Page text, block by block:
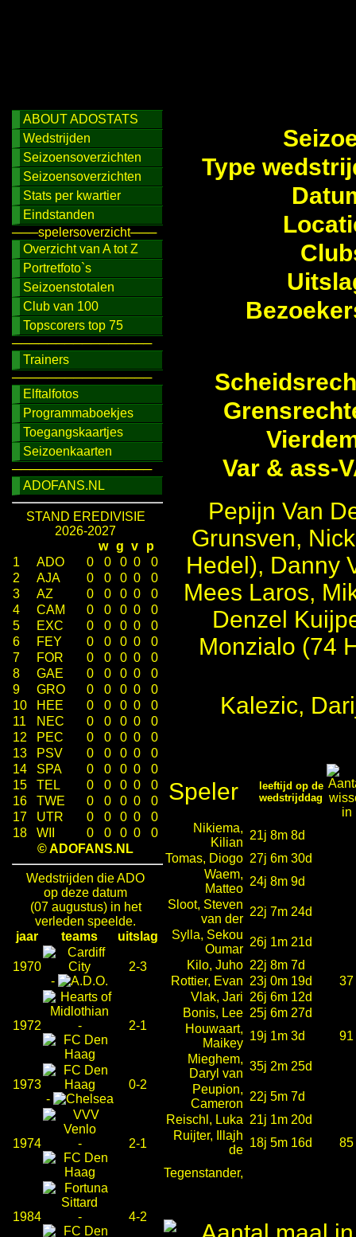
ABOUT ADOSTATS
Wedstrijden
Seizoensoverzichten
Seizoensoverzichten
Stats per kwartier
Eindstanden
───spelersoverzicht───
Overzicht van A tot Z
Portretfoto`s
Seizoenstotalen
Club van 100
Topscorers top 75
────────────────
Trainers
────────────────
Elftalfotos
Programmaboekjes
Toegangskaartjes
Seizoenkaarten
────────────────
ADOFANS.NL
STAND EREDIVISIE
2026-2027
w g v
p
1
ADO 0 0 0 0
0
2
AJA 0 0 0 0
0
3
AZ 0 0 0 0
0
4
CAM 0 0 0 0
0
5
EXC 0 0 0 0
0
6
FEY 0 0 0 0
0
7
FOR 0 0 0 0
0
8
GAE 0 0 0 0
0
9
GRO 0 0 0 0
0
10
HEE 0 0 0 0
0
11
NEC 0 0 0 0
0
12
PEC 0 0 0 0
0
13
PSV 0 0 0 0
0
14
SPA 0 0 0 0
0
15
TEL 0 0 0 0
0
16
TWE 0 0 0 0
0
17
UTR 0 0 0 0
0
18
WII 0 0 0 0
0
© ADOFANS.NL
Wedstrijden die ADO
op deze datum
(07 augustus) in het
verleden speelde.
jaar
teams uitslag
1970
-
2-3
1972 - 2-1
1973
-
0-2
1974 - 2-1
1984 - 4-2
Type
Var & ass-
Pepijn Van
Grunsven,
Hedel), Danny
Mees Laros,
Denzel
Monzialo (74
Kalezic,
Speler
leeftijd op de
wedstrijddag
Nikiema,
Kilian
21j 8m 8d
Tomas, Diogo 27j 6m 30d
Waem,
Matteo
24j 8m 9d
Sloot, Steven
van der
22j 7m 24d
Sylla, Sekou
Oumar
26j 1m 21d
Kilo, Juho 22j 8m 7d
Rottier, Evan 23j 0m 19d
37
Vlak, Jari 26j 6m 12d
Bonis, Lee 25j 6m 27d
Houwaart,
Maikey
19j 1m 3d
91
Mieghem,
Daryl van
35j 2m 25d
Peupion,
Cameron
22j 5m 7d
Reischl, Luka 21j 1m 20d
Ruijter, Illajh
de
18j 5m 16d 85
Tegenstander,